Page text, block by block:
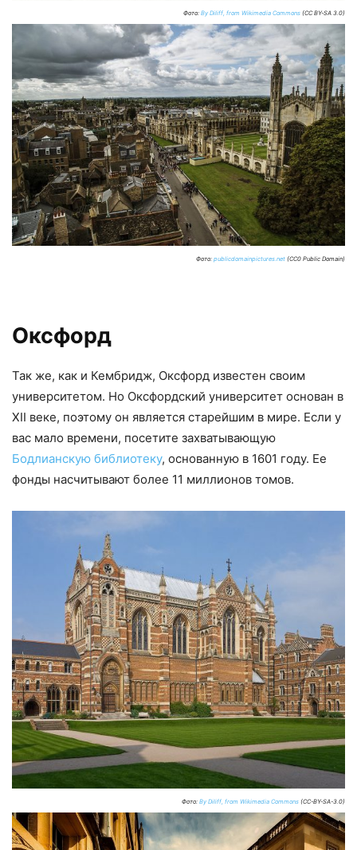
Фото: By Diliff, from Wikimedia Commons (CC BY-SA 3.0)
Фото: publicdomainpictures.net (CC0 Public Domain)
Оксфорд
Так же, как и Кембридж, Оксфорд известен своим
университетом. Но Оксфордский университет основан в
XII веке, поэтому он является старейшим в мире. Если у
вас мало времени, посетите захватывающую
Бодлианскую библиотеку, основанную в 1601 году. Ее
фонды насчитывают более 11 миллионов томов.
Фото: By Diliff, from Wikimedia Commons (CC-BY-SA-3.0)